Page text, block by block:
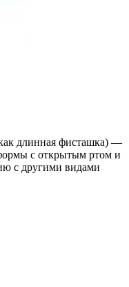
длинная фисташка) —
с открытым ртом и
с другими видами